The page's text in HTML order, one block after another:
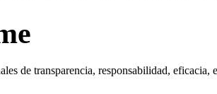
de transparencia, responsabilidad, eficacia,